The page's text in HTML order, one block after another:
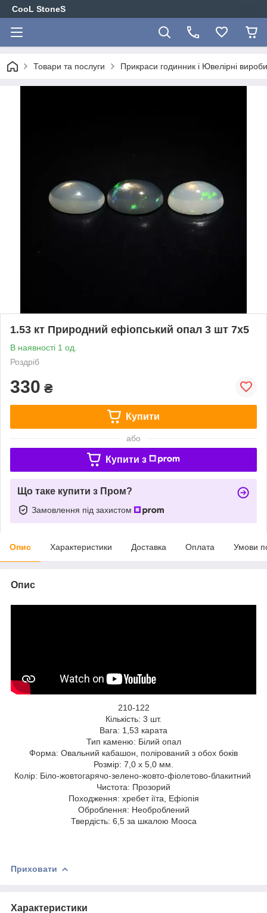
CooL StoneS
Товари та послуги Прикраси годинник і Ювелірні
1.53 кт Природний ефіопський опал 3 шт 7х5
В наявності 1 од.
Роздріб
330 ₴
Купити
або
Купити з
Що таке купити з Пром?
Замовлення під захистом
Опис Характеристики Доставка Оплата Умови
Опис
210-122
Кількість: 3 шт.
Вага: 1,53 карата
Тип каменю: Білий опал
Форма: Овальний кабашон, полірований з обох боків
Розмір: 7,0 x 5,0 мм.
Колір: Біло-жовтогарячо-зелено-жовто-фіолетово-блакитний
Чистота: Прозорий
Походження: хребет іїта, Ефіопія
Оброблення: Необроблений
Твердість: 6,5 за шкалою Мооса
Приховати
Характеристики